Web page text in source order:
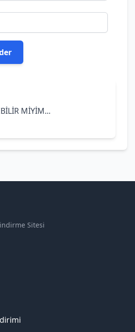
MİYİM...
Sitesi